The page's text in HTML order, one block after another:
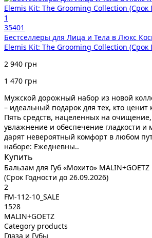
1
35401
Бестселлеры для Лица и Тела в Люкс
Elemis Kit: The Grooming Collection (Срок
2 940 грн
1 470 грн
Мужской дорожный набор из новой
– идеальный подарок для тех, кто ценит
Пять средств, нацеленных на
увлажнение и обеспечение гладкости и
дарят невероятный комфорт в любом
наборе: Ежедневны..
Купить
Бальзам для Губ «Мохито»
(Срок Годности до 26.09.2026)
2
FM-112-10_SALE
1528
MALIN+GOETZ
Category products
Глаза и Губы